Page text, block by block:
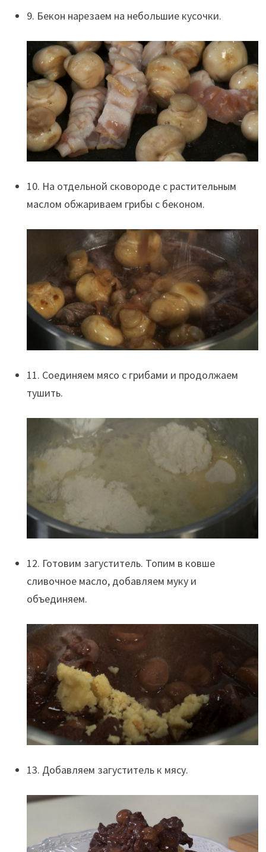
9. Бекон нарезаем на небольшие кусочки.
10. На отдельной сковороде с растительным
маслом обжариваем грибы с беконом.
11. Соединяем мясо с грибами и продолжаем
тушить.
12. Готовим загуститель. Топим в ковше
сливочное масло, добавляем муку и
объединяем.
13. Добавляем загуститель к мясу.